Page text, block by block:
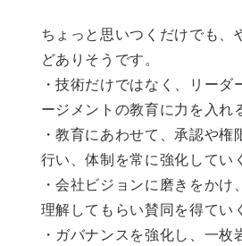
ちょっと思いつくだけでも、
どありそうです。
・技術だけではなく、リーダ
ージメントの教育に力を入れ
・教育にあわせて、承認や権
行い、体制を常に強化してい
・会社ビジョンに磨きをかけ
理解してもらい賛同を得てい
・ガバナンスを強化し、一枚